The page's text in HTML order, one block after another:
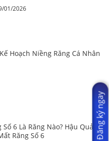
01/2026
Hoạch Niềng Răng Cá Nhân
Số 6 Là Răng Nào? Hậu Quả
Răng Số 6
Đăng ký ngay